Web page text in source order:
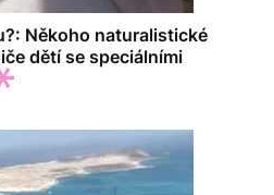
Někoho naturalistické
dětí se speciálními